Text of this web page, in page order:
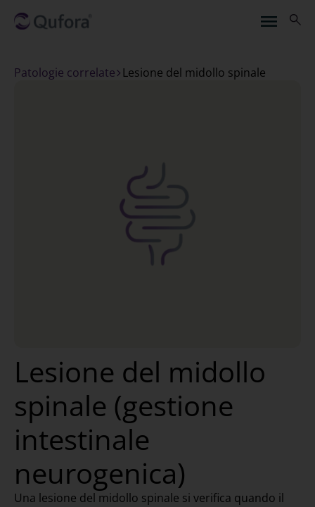
Patologie correlate lesione del midollo spinale
Lesione del midollo
spinale (gestione
intestinale
neurogenica)
Una lesione del midollo spinale si verifica quando il